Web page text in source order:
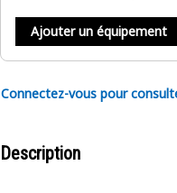
Ajouter un équipement
Connectez-vous pour
Description